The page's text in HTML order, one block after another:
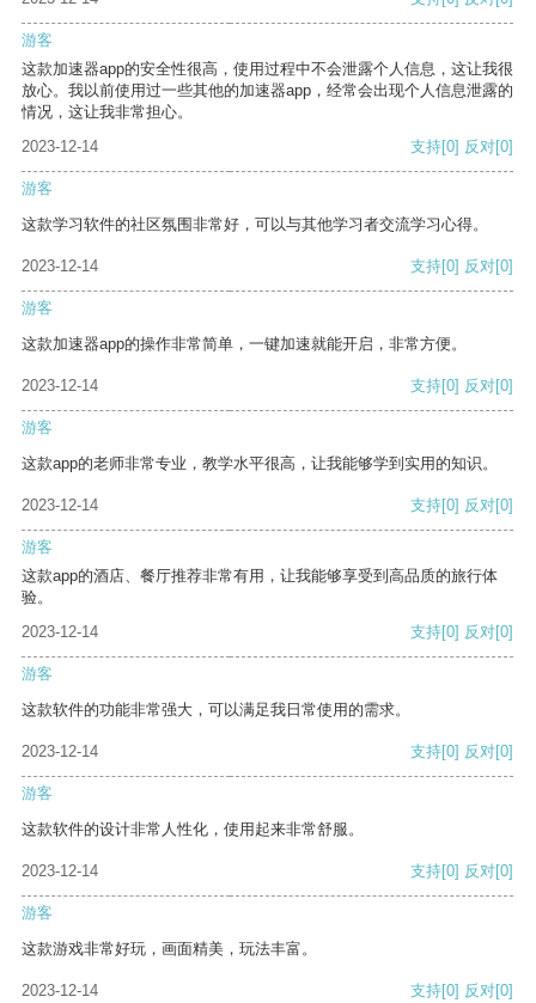
游客
这款加速器app的安全性很高，使用过程中不会泄露个人信息，这让我很
放心。我以前使用过一些其他的加速器app，经常会出现个人信息泄露的
情况，这让我非常担心。
2023-12-14
支持[0] 反对[0]
游客
这款学习软件的社区氛围非常好，可以与其他学习者交流学习心得。
2023-12-14 支持[0] 反对[0]
游客
这款加速器app的操作非常简单，一键加速就能开启，非常方便。
2023-12-14 支持[0] 反对[0]
游客
这款app的老师非常专业，教学水平很高，让我能够学到实用的知识。
2023-12-14 支持[0] 反对[0]
游客
这款app的酒店、餐厅推荐非常有用，让我能够享受到高品质的旅行体
验。
2023-12-14
支持[0] 反对[0]
游客
这款软件的功能非常强大，可以满足我日常使用的需求。
2023-12-14 支持[0] 反对[0]
游客
这款软件的设计非常人性化，使用起来非常舒服。
2023-12-14 支持[0] 反对[0]
游客
这款游戏非常好玩，画面精美，玩法丰富。
2023-12-14 支持[0] 反对[0]